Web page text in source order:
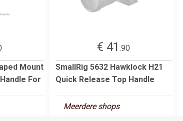
Mount
For
€ 41 .90
SmallRig 5632 Hawklock H21
Quick Release Top Handle
Meerdere shops